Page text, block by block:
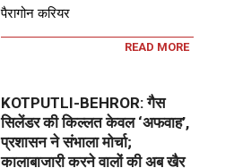
पैरागोन करियर
READ MORE
KOTPUTLI-BEHROR: गैस
सिलेंडर की किल्लत केवल ‘अफवाह’,
प्रशासन ने संभाला मोर्चा;
कालाबाजारी करने वालों की अब खैर